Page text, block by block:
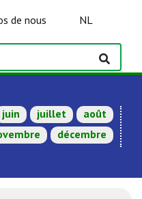
de nous NL
juin juillet
août
décembre